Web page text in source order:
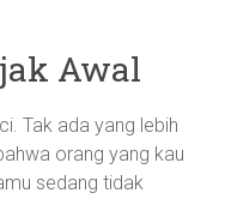
Awal
Tak ada yang lebih
orang yang kau
sedang tidak